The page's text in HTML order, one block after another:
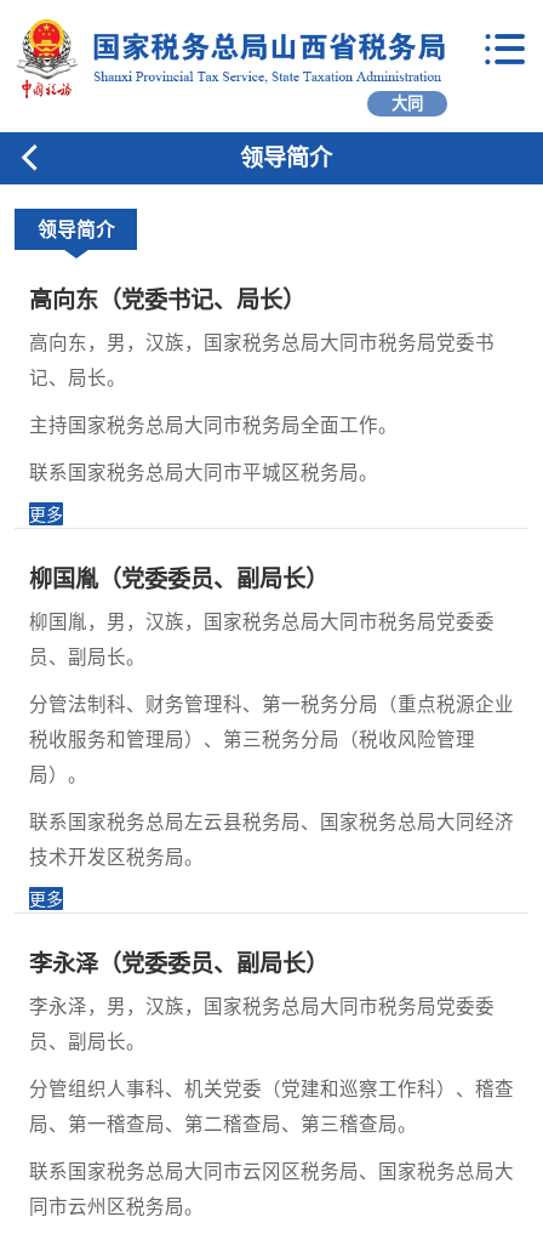
大同
领导简介
领导简介
高向东（党委书记、局长）
高向东，男，汉族，国家税务总局大同市税务局党委书
记、局长。
主持国家税务总局大同市税务局全面工作。
联系国家税务总局大同市平城区税务局。
更多
柳国胤（党委委员、副局长）
柳国胤，男，汉族，国家税务总局大同市税务局党委委
员、副局长。
分管法制科、财务管理科、第一税务分局（重点税源企业
税收服务和管理局）、第三税务分局（税收风险管理
局）。
联系国家税务总局左云县税务局、国家税务总局大同经济
技术开发区税务局。
更多
李永泽（党委委员、副局长）
李永泽，男，汉族，国家税务总局大同市税务局党委委
员、副局长。
分管组织人事科、机关党委（党建和巡察工作科）、稽查
局、第一稽查局、第二稽查局、第三稽查局。
联系国家税务总局大同市云冈区税务局、国家税务总局大
同市云州区税务局。